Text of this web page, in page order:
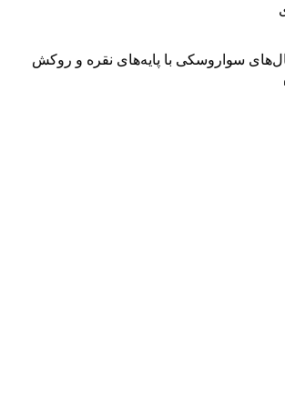
سواروسکی با پایه‌های نقره و روکش